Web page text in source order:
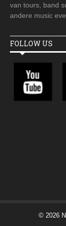
van tours, band
andere music
FOLLOW US
© 2026